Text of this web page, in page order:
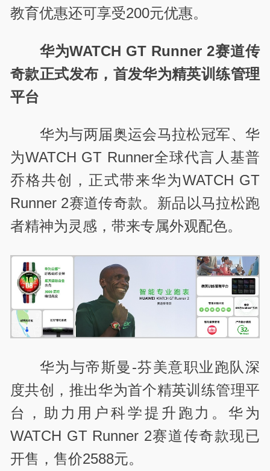
教育优惠还可享受200元优惠。
华为WATCH GT Runner 2赛道传
奇款正式发布，首发华为精英训练管理
平台
华为与两届奥运会马拉松冠军、华
为WATCH GT Runner全球代言人基普
乔格共创，正式带来华为WATCH GT
Runner 2赛道传奇款。新品以马拉松跑
者精神为灵感，带来专属外观配色。
华为与帝斯曼-芬美意职业跑队深
度共创，推出华为首个精英训练管理平
台，助力用户科学提升跑力。华为
WATCH GT Runner 2赛道传奇款现已
开售，售价2588元。